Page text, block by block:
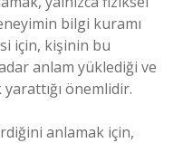
bilgi kuramı
için, kişinin bu
anlam yüklediği ve
önemlidir.
anlamak için,